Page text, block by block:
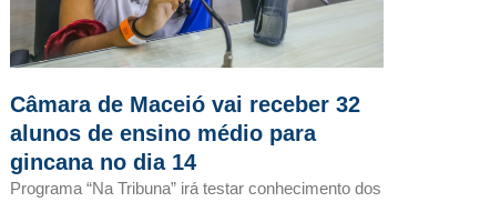
Câmara de Maceió vai receber 32
alunos de ensino médio para
gincana no dia 14
Programa “Na Tribuna” irá testar conhecimento dos